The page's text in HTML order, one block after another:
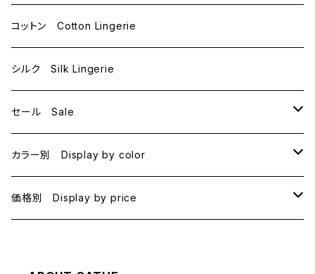
D70
E70
コットン Cotton Lingerie
シルク Silk Lingerie
セール Sale
B70
B75
カラー別 Display by color
BLACK
価格別 Display by price